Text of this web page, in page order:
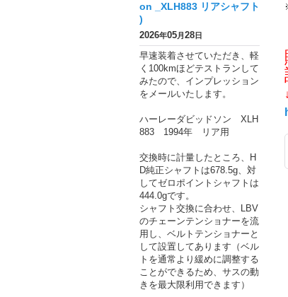
on _XLH883 リアシャフト
)
2026年05月28日
早速装着させていただき、軽
く100kmほどテストランして
みたので、インプレッション
をメールいたします。
ハーレーダビッドソン XLH
883 1994年 リア用
交換時に計量したところ、H
D純正シャフトは678.5g、対
してゼロポイントシャフトは
444.0gです。
シャフト交換に合わせ、LBV
のチェーンテンショナーを流
用し、ベルトテンショナーと
して設置してあります（ベル
トを通常より緩めに調整する
ことができるため、サスの動
きを最大限利用できます）